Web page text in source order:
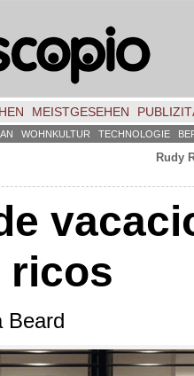
MEISTGESEHEN
WOHNKULTUR TECHNOLOGIE
Rudy
ricos
Beard